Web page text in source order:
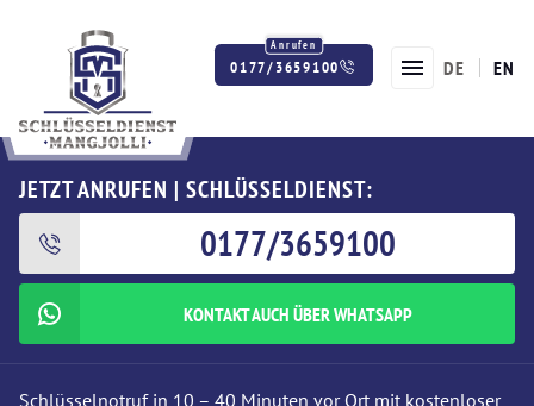
0177/3659100 DE EN
JETZT ANRUFEN | SCHLÜSSELDIENST:
0177/3659100
KONTAKT AUCH ÜBER WHATSAPP
Schlüsselnotruf in 10 – 40 Minuten vor Ort mit kostenloser